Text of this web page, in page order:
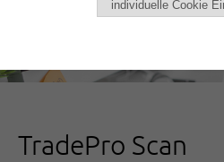
TradePro Scan
individuelle Cookie